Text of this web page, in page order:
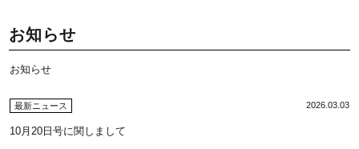
お知らせ
お知らせ
最新ニュース 2026.03.03
10月20日号に関しまして